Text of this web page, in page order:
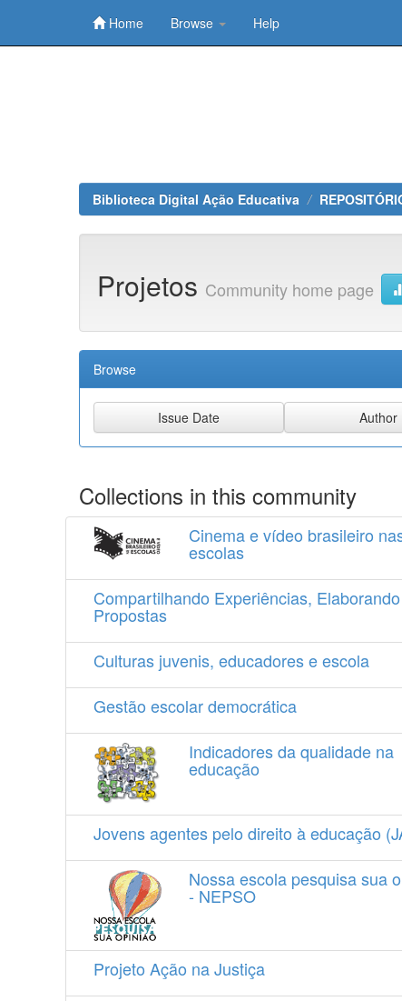
Home Browse Help
Biblioteca Digital Ação Educativa
Projetos Community home page
Browse
Collections in this community
Cinema e vídeo brasileiro
escolas
Compartilhando Experiências, Elaborando
Propostas
Culturas juvenis, educadores e escola
Gestão escolar democrática
Indicadores da qualidade na
educação
Jovens agentes pelo direito à educação
Nossa escola pesquisa sua
- NEPSO
Projeto Ação na Justiça